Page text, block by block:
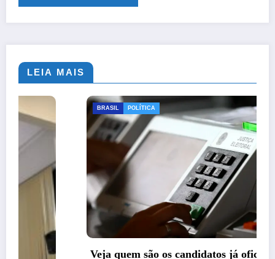
LEIA MAIS
POLÍTICA
Veja quem são os candidatos já oficializados à